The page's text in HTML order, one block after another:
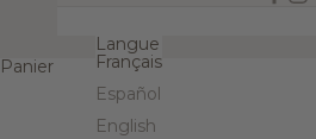
Langue
Français
Español
English
Panier